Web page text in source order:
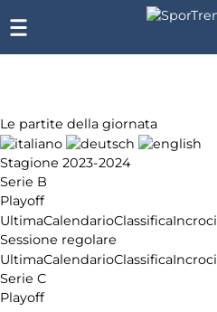
Le partite della giornata
Stagione 2023-2024
Serie B
Playoff
UltimaCalendarioClassificaIncroci
Sessione regolare
UltimaCalendarioClassificaIncroci
Serie C
Playoff
Chi
siamo
Affiliazione